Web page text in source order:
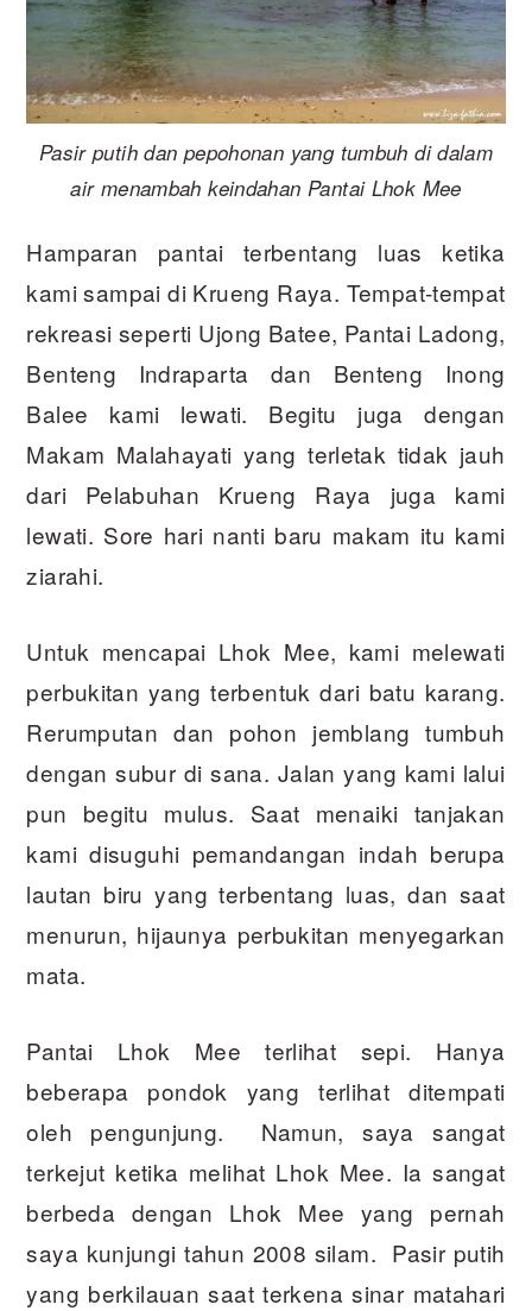
Pasir putih dan pepohonan yang tumbuh di dalam
air menambah keindahan Pantai Lhok Mee
Hamparan pantai terbentang luas ketika
kami sampai di Krueng Raya. Tempat-tempat
rekreasi seperti Ujong Batee, Pantai Ladong,
Benteng Indraparta dan Benteng Inong
Balee kami lewati. Begitu juga dengan
Makam Malahayati yang terletak tidak jauh
dari Pelabuhan Krueng Raya juga kami
lewati. Sore hari nanti baru makam itu kami
ziarahi.
Untuk mencapai Lhok Mee, kami melewati
perbukitan yang terbentuk dari batu karang.
Rerumputan dan pohon jemblang tumbuh
dengan subur di sana. Jalan yang kami lalui
pun begitu mulus. Saat menaiki tanjakan
kami disuguhi pemandangan indah berupa
lautan biru yang terbentang luas, dan saat
menurun, hijaunya perbukitan menyegarkan
mata.
Pantai Lhok Mee terlihat sepi. Hanya
beberapa pondok yang terlihat ditempati
oleh pengunjung. Namun, saya sangat
terkejut ketika melihat Lhok Mee. Ia sangat
berbeda dengan Lhok Mee yang pernah
saya kunjungi tahun 2008 silam. Pasir putih
yang berkilauan saat terkena sinar matahari